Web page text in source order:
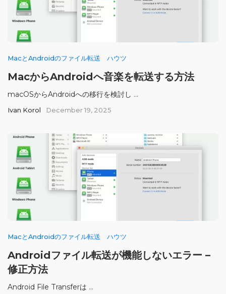
MacとAndroidのファイル転送 ハウツ
MacからAndroidへ音楽を転送する方法
macOSからAndroidへの移行を検討し ...
Ivan Korol December 19, 2025
MacとAndroidのファイル転送 ハウツ
Androidファイル転送が機能しないエラー –
修正方法
Android File Transferは ...